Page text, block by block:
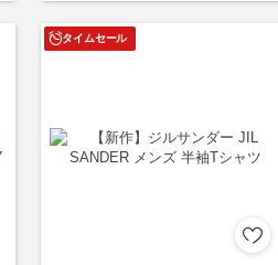
タイムセール